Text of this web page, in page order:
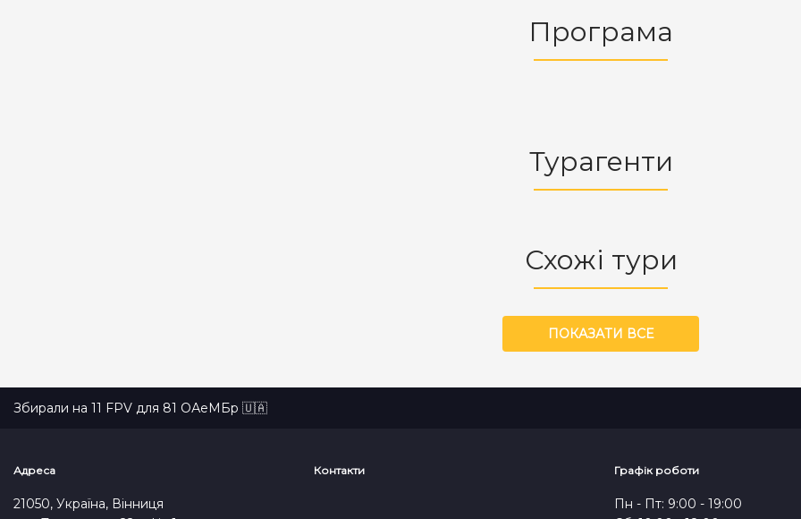
Програма
Турагенти
Схожі тури
ПОКАЗАТИ ВСЕ
Збирали на 11 FPV для 81 ОАеМБр 🇺🇦
Адреса
21050, Україна, Вінниця
Контакти Графік роботи
Пн - Пт: 9:00 - 19:00